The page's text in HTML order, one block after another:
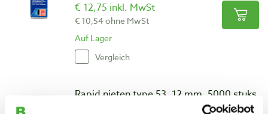
€ 12,75 inkl. MwSt
€ 10,54 ohne MwSt
Auf Lager
Vergleich
Rapid nieten type 53, 12 mm, 5000 stuks